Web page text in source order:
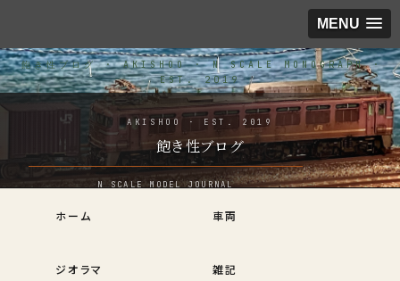
MENU
飽き性ブログ
ホーム 車両
ジオラマ 雑記